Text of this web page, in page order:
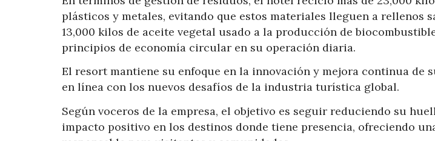
plásticos y metales, evitando que estos materiales lleguen a rellenos
13,000 kilos de aceite vegetal usado a la producción de
principios de economía circular en su operación diaria.
El resort mantiene su enfoque en la innovación y mejora continua de
en línea con los nuevos desafíos de la industria turística global.
Según voceros de la empresa, el objetivo es seguir reduciendo su
impacto positivo en los destinos donde tiene presencia, ofreciendo